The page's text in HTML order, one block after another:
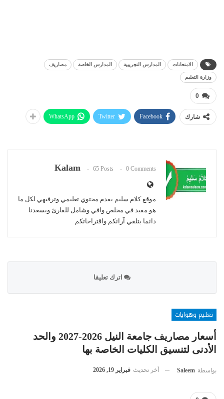
الامتحانات المدارس التجريبية المدارس الخاصة مصاريف
وزارة التعليم
0
شارك Facebook
Twitter
WhatsApp
Kalam 65 Posts 0 Comments
موقع كلام سليم يقدم محتوي تعليمي وترفيهي لكل ما
هو مفيد في مخلص وافي وشامل للقارئ ويسعدنا
دائما بتلقي آرائكم واقتراحاتكم
اترك تعليقا
تعليم وهوايات
أسعار مصاريف جامعة النيل 2026-2027 والحد
الأدنى لتنسيق الكليات الخاصة بها
بواسطة Saleem أخر تحديث فبراير 19, 2026